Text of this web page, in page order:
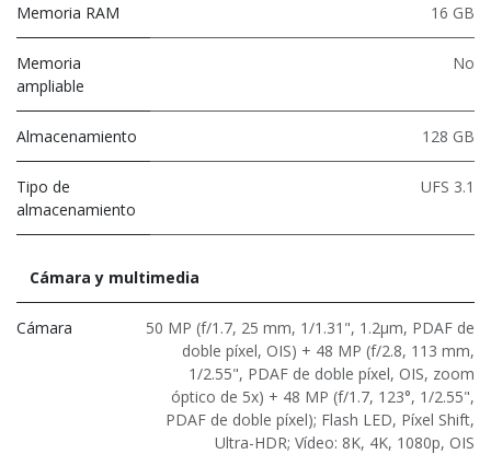
Memoria RAM 16 GB
Memoria
ampliable
No
Almacenamiento 128 GB
Tipo de
almacenamiento
UFS 3.1
Cámara y multimedia
Cámara
50 MP (f/1.7, 25 mm, 1/1.31", 1.2μm, PDAF de
doble píxel, OIS) + 48 MP (f/2.8, 113 mm,
1/2.55", PDAF de doble píxel, OIS, zoom
óptico de 5x) + 48 MP (f/1.7, 123°, 1/2.55",
PDAF de doble píxel); Flash LED, Píxel Shift,
Ultra-HDR; Vídeo: 8K, 4K, 1080p, OIS